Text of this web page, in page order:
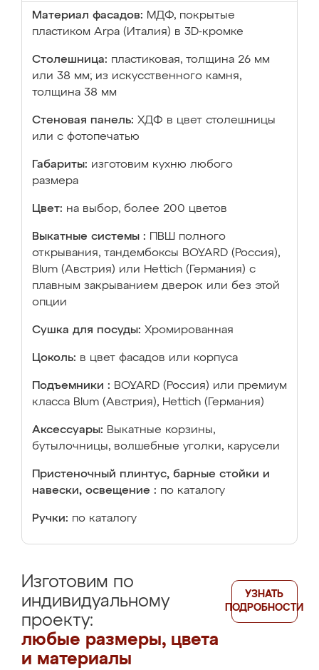
Материал фасадов: МДФ, покрытые
пластиком Arpa (Италия) в 3D-кромке
Столешница: пластиковая, толщина 26 мм
или 38 мм; из искусственного камня,
толщина 38 мм
Стеновая панель: ХДФ в цвет столешницы
или с фотопечатью
Габариты: изготовим кухню любого
размера
Цвет: на выбор, более 200 цветов
Выкатные системы :
ПВШ полного
открывания, тандембоксы BOYARD (Россия),
Blum (Австрия) или Hettich (Германия) с
плавным закрыванием дверок или без этой
опции
Сушка для посуды: Хромированная
Цоколь: в цвет фасадов или корпуса
Подъемники : BOYARD (Россия) или премиум
класса Blum (Австрия), Hettich (Германия)
Аксессуары: Выкатные корзины,
бутылочницы, волшебные уголки, карусели
Пристеночный плинтус, барные стойки и
навески, освещение : по каталогу
Ручки: по каталогу
Изготовим по
индивидуальному
проекту:
любые размеры, цвета
и материалы
УЗНАТЬ
ПОДРОБНОСТИ